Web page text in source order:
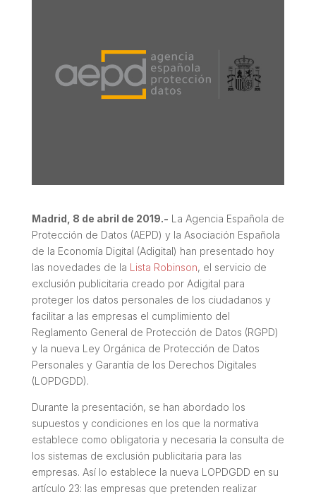
Madrid, 8 de abril de 2019​.- La Agencia Española de
Protección de Datos (AEPD) y la Asociación Española
de la Economía Digital (Adigital) han presentado hoy
las novedades de la Lista Robinson, el servicio de
exclusión publicitaria creado por Adigital para
proteger los datos personales de los ciudadanos y
facilitar a las empresas el cumplimiento del
Reglamento General de Protección de Datos (RGPD)
y la nueva Ley Orgánica de Protección de Datos
Personales y Garantía de los Derechos Digitales
(LOPDGDD).
Durante la presentación, se han abordado los
supuestos y condiciones en los que la normativa
establece como obligatoria y necesaria la consulta de
los sistemas de exclusión publicitaria para las
empresas. Así lo establece la nueva LOPDGDD en su
artículo 23: las empresas que pretenden realizar